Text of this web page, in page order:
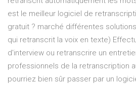
est le meilleur logiciel de
gratuit ? marché différentes
qui retranscrit la voix en texte)
d'interview ou retranscrire un
professionnels de la retranscription
pourriez bien sûr passer par un